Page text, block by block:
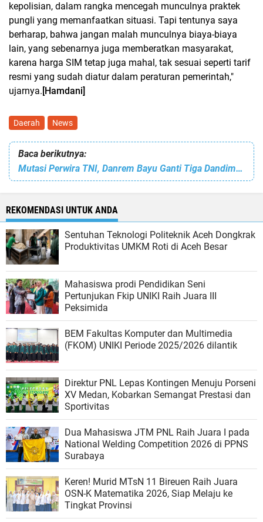
kepolisian, dalam rangka mencegah munculnya praktek
pungli yang memanfaatkan situasi. Tapi tentunya saya
berharap, bahwa jangan malah munculnya biaya-biaya
lain, yang sebenarnya juga memberatkan masyarakat,
karena harga SIM tetap juga mahal, tak sesuai seperti tarif
resmi yang sudah diatur dalam peraturan pemerintah,"
ujarnya. [Hamdani]
Daerah News
Baca berikutnya:
Mutasi Perwira TNI, Danrem Bayu Ganti Tiga Dandim, Ini Pejabat Barunya
REKOMENDASI UNTUK ANDA
Sentuhan Teknologi Politeknik Aceh Dongkrak
Produktivitas UMKM Roti di Aceh Besar
Mahasiswa prodi Pendidikan Seni
Pertunjukan Fkip UNIKI Raih Juara III
Peksimida
BEM Fakultas Komputer dan Multimedia
(FKOM) UNIKI Periode 2025/2026 dilantik
Direktur PNL Lepas Kontingen Menuju Porseni
XV Medan, Kobarkan Semangat Prestasi dan
Sportivitas
Dua Mahasiswa JTM PNL Raih Juara I pada
National Welding Competition 2026 di PPNS
Surabaya
Keren! Murid MTsN 11 Bireuen Raih Juara
OSN-K Matematika 2026, Siap Melaju ke
Tingkat Provinsi